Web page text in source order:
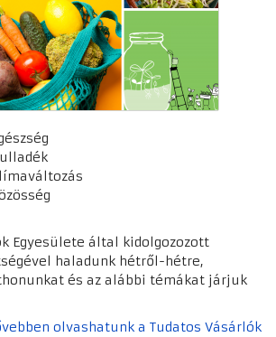
Egyesülete által kidolgozozott
haladunk hétről-hétre,
és az alábbi témákat járjuk
olvashatunk a Tudatos Vásárlók